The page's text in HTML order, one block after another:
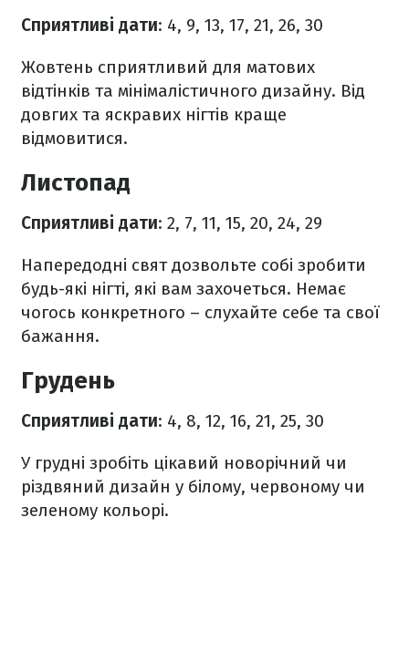
Сприятливі дати: 4, 9, 13, 17, 21, 26, 30
Жовтень сприятливий для матових
відтінків та мінімалістичного дизайну. Від
довгих та яскравих нігтів краще
відмовитися.
Листопад
Сприятливі дати: 2, 7, 11, 15, 20, 24, 29
Напередодні свят дозвольте собі зробити
будь-які нігті, які вам захочеться. Немає
чогось конкретного – слухайте себе та свої
бажання.
Грудень
Сприятливі дати: 4, 8, 12, 16, 21, 25, 30
У грудні зробіть цікавий новорічний чи
різдвяний дизайн у білому, червоному чи
зеленому кольорі.